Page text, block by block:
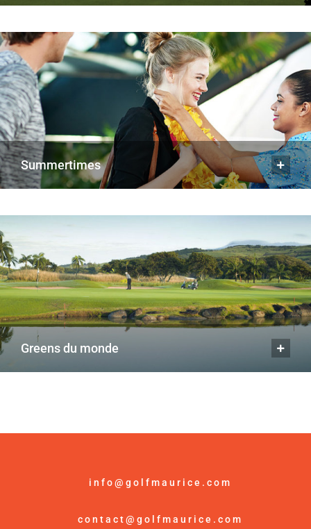
summertimes
greens du monde
info@golfmaurice.com
contact@golfmaurice.com